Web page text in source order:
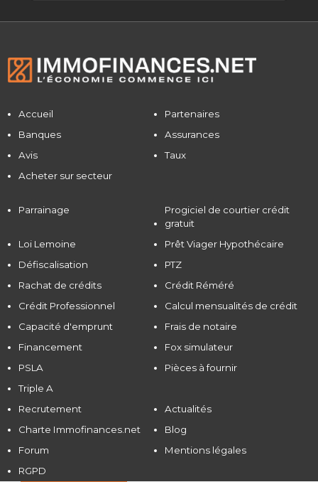
Accueil
Partenaires
Banques
Assurances
Avis
Taux
Acheter sur secteur
Parrainage
Progiciel de courtier crédit
gratuit
Loi Lemoine
Prêt Viager Hypothécaire
Défiscalisation
PTZ
Rachat de crédits
Crédit Réméré
Crédit Professionnel
Calcul mensualités de crédit
Capacité d'emprunt
Frais de notaire
Financement
Fox simulateur
PSLA
Pièces à fournir
Triple A
Recrutement
Actualités
Charte Immofinances.net
Blog
Forum
Mentions légales
RGPD